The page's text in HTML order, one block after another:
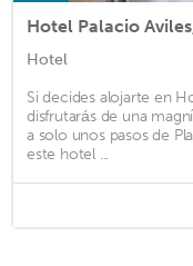
Hotel Palacio
Hotel
Si decides alojarte en
disfrutarás de una
a solo unos pasos de
este hotel ...